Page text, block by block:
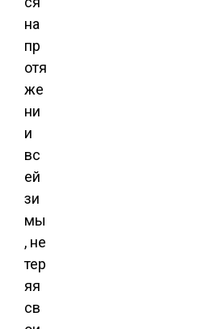
на
пр
отя
же
ни
и
вс
ей
зи
мы
, не
тер
яя
св